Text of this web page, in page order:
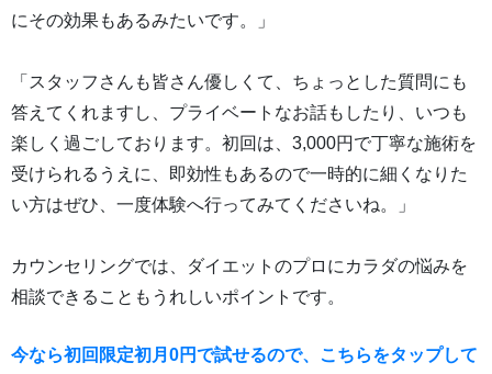
にその効果もあるみたいです。」
「スタッフさんも皆さん優しくて、ちょっとした質問にも
答えてくれますし、プライベートなお話もしたり、いつも
楽しく過ごしております。初回は、3,000円で丁寧な施術を
受けられるうえに、即効性もあるので一時的に細くなりた
い方はぜひ、一度体験へ行ってみてくださいね。」
カウンセリングでは、ダイエットのプロにカラダの悩みを
相談できることもうれしいポイントです。
今なら初回限定初月0円で試せるので、こちらをタップして